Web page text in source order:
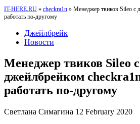
IT-HERE.RU » checkra1n » Менеджер твиков Sileo с
работать по-другому
Джейлбрейк
Новости
Менеджер твиков Sileo с
джейлбрейком
работать по-другому
Светлана Симагина 12 February 2020